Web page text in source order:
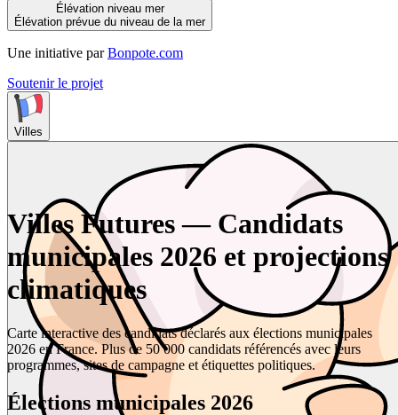
Élévation niveau mer
Élévation prévue du niveau de la mer
Une initiative par Bonpote.com
Soutenir le projet
Villes
Villes Futures — Candidats
municipales 2026 et projections
climatiques
Carte interactive des candidats déclarés aux élections municipales
2026 en France. Plus de 50 000 candidats référencés avec leurs
programmes, sites de campagne et étiquettes politiques.
Élections municipales 2026